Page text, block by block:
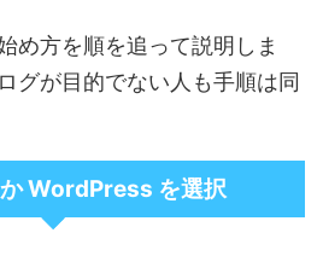
め方を順を追って説明しま
グが目的でない人も手順は同
WordPress を選択